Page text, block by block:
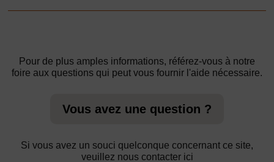
Pour de plus amples informations, référez-vous à notre
foire aux questions qui peut vous fournir l'aide nécessaire.
Vous avez une question ?
Si vous avez un souci quelconque concernant ce site,
veuillez nous contacter ici